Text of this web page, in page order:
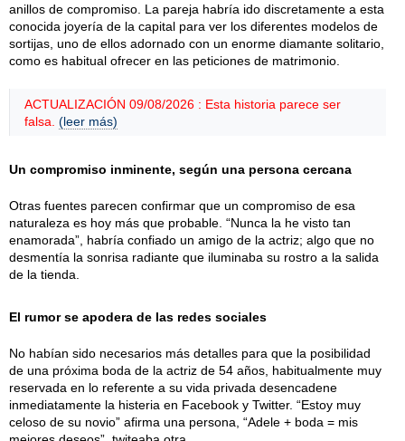
anillos de compromiso. La pareja habría ido discretamente a esta
conocida joyería de la capital para ver los diferentes modelos de
sortijas, uno de ellos adornado con un enorme diamante solitario,
como es habitual ofrecer en las peticiones de matrimonio.
ACTUALIZACIÓN 09/08/2026 : Esta historia parece ser
falsa. (leer más)
Un compromiso inminente, según una persona cercana
Otras fuentes parecen confirmar que un compromiso de esa
naturaleza es hoy más que probable. “Nunca la he visto tan
enamorada”, habría confiado un amigo de la actriz; algo que no
desmentía la sonrisa radiante que iluminaba su rostro a la salida
de la tienda.
El rumor se apodera de las redes sociales
No habían sido necesarios más detalles para que la posibilidad
de una próxima boda de la actriz de 54 años, habitualmente muy
reservada en lo referente a su vida privada desencadene
inmediatamente la histeria en Facebook y Twitter. “Estoy muy
celoso de su novio” afirma una persona, “Adele + boda = mis